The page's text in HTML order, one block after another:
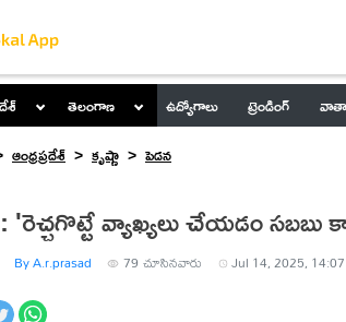
తెలంగాణ ఉద్యోగాలు ట్రెండింగ్
ఆంధ్రప్రదేశ్ కృష్ణా పెడన
'రెచ్చగొట్టే వ్యాఖ్యలు చేయడం సబబు
By A.r.prasad 79 చూసినవారు Jul 14, 2025,